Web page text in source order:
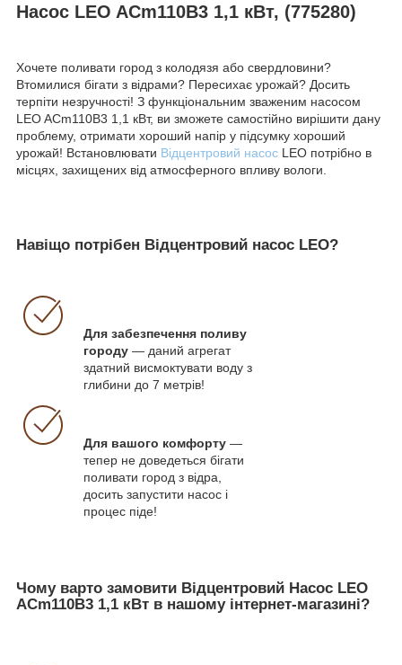
Насос LEO ACm110B3 1,1 кВт, (775280)
Хочете поливати город з колодязя або свердловини?
Втомилися бігати з відрами? Пересихає урожай? Досить
терпіти незручності! З функціональним зваженим насосом
LEO ACm110B3 1,1 кВт, ви зможете самостійно вирішити дану
проблему, отримати хороший напір у підсумку хороший
урожай! Встановлювати Відцентровий насос LEO потрібно в
місцях, захищених від атмосферного впливу вологи.
Навіщо потрібен Відцентровий насос LEO?
Для забезпечення поливу
городу — даний агрегат
здатний висмоктувати воду з
глибини до 7 метрів!
Для вашого комфорту —
тепер не доведеться бігати
поливати город з відра,
досить запустити насос і
процес піде!
Чому варто замовити Відцентровий Насос LEO
ACm110B3 1,1 кВт в нашому інтернет-магазині?